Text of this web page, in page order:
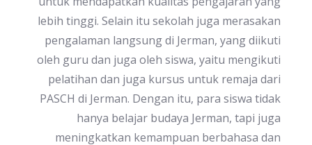
lebih tinggi. Selain itu sekolah juga merasakan
pengalaman langsung di Jerman, yang diikuti
oleh guru dan juga oleh siswa, yaitu mengikuti
pelatihan dan juga kursus untuk remaja dari
PASCH di Jerman. Dengan itu, para siswa tidak
hanya belajar budaya Jerman, tapi juga
meningkatkan kemampuan berbahasa dan